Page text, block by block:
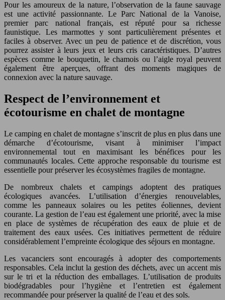
Pour les amoureux de la nature, l’observation de la faune sauvage
est une activité passionnante. Le Parc National de la Vanoise,
premier parc national français, est réputé pour sa richesse
faunistique. Les marmottes y sont particulièrement présentes et
faciles à observer. Avec un peu de patience et de discrétion, vous
pourrez assister à leurs jeux et leurs cris caractéristiques. D’autres
espèces comme le bouquetin, le chamois ou l’aigle royal peuvent
également être aperçues, offrant des moments magiques de
connexion avec la nature sauvage.
Respect de l’environnement et
écotourisme en chalet de montagne
Le camping en chalet de montagne s’inscrit de plus en plus dans une
démarche d’écotourisme, visant à minimiser l’impact
environnemental tout en maximisant les bénéfices pour les
communautés locales. Cette approche responsable du tourisme est
essentielle pour préserver les écosystèmes fragiles de montagne.
De nombreux chalets et campings adoptent des pratiques
écologiques avancées. L’utilisation d’énergies renouvelables,
comme les panneaux solaires ou les petites éoliennes, devient
courante. La gestion de l’eau est également une priorité, avec la mise
en place de systèmes de récupération des eaux de pluie et de
traitement des eaux usées. Ces initiatives permettent de réduire
considérablement l’empreinte écologique des séjours en montagne.
Les vacanciers sont encouragés à adopter des comportements
responsables. Cela inclut la gestion des déchets, avec un accent mis
sur le tri et la réduction des emballages. L’utilisation de produits
biodégradables pour l’hygiène et l’entretien est également
recommandée pour préserver la qualité de l’eau et des sols.